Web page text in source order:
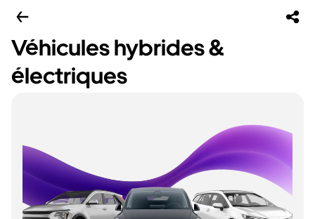
Véhicules hybrides &
électriques